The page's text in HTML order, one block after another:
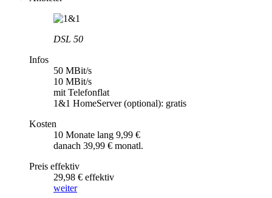
DSL 50
Infos
50 MBit/s
10 MBit/s
mit Telefonflat
1&1 HomeServer (optional): gratis
Kosten
10 Monate lang 9,99 €
danach 39,99 € monatl.
Preis effektiv
29,98 € effektiv
weiter